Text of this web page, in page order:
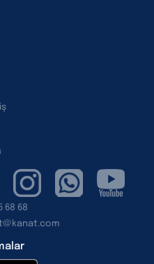
68 68